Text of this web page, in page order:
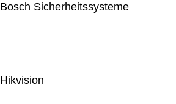
Bosch Sicherheitssysteme
Hikvision